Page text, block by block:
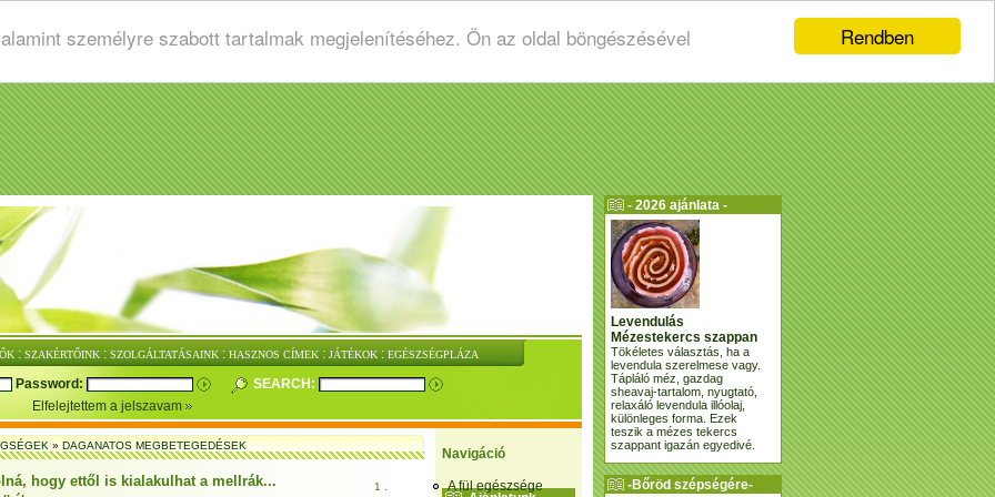
Rendben
személyre szabott tartalmak megjelenítéséhez. Ön az oldal böngészésével
: SZAKÉRTŐINK : SZOLGÁLTATÁSAINK : HASZNOS CÍMEK : JÁTÉKOK : EGÉSZSÉGPLÁZA
Password:
SEARCH:
Elfelejtettem a jelszavam
Navigáció
A fül egészsége
»DAGANATOS MEGBETEGEDÉSEK
hogy ettől is kialakulhat a mellrák...
1 .
- 2026 ajánlata -
Levendulás
Mézestekercs szappan
Tökéletes választás, ha a
levendula szerelmese vagy.
Tápláló méz, gazdag
sheavaj-tartalom, nyugtató,
relaxáló levendula illóolaj,
különleges forma. Ezek
teszik a mézes tekercs
szappant igazán egyedivé.
-Bőröd szépségére-